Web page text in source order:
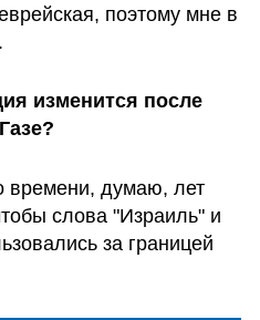
поэтому мне в
изменится после
времени, думаю, лет
слова "Израиль" и
за границей